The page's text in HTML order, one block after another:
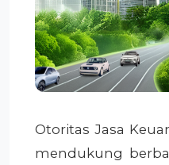
Otoritas Jasa
mendukung